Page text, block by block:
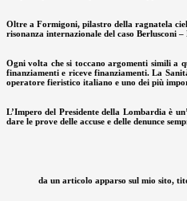
Oltre a Formigoni, pilastro della ragnatela
risonanza internazionale del caso Berlusconi
Ogni volta che si toccano argomenti simili a
finanziamenti e riceve finanziamenti. La
operatore fieristico italiano e uno dei più
L’Impero del Presidente della Lombardia è
dare le prove delle accuse e delle denunce
da un articolo apparso sul mio sito,